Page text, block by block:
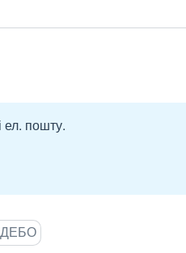
ел. пошту.